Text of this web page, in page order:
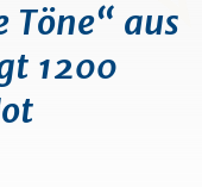
Töne“ aus
1200